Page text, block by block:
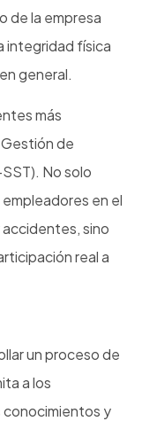
de la empresa
integridad física
general.
más
de
No solo
en el
sino
real a
un proceso de
a los
conocimientos y